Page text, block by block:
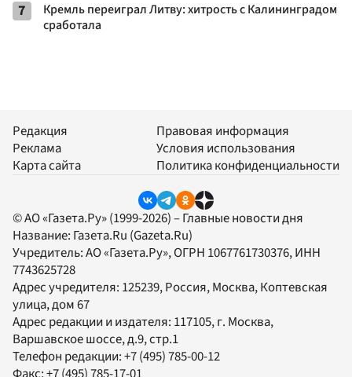
7
Кремль переиграл Литву: хитрость с Калининградом
сработала
Редакция
Реклама
Карта сайта
Правовая информация
Условия использования
Политика конфиденциальности
© АО «Газета.Ру» (1999-2026) – Главные новости дня
Название: Газета.Ru (Gazeta.Ru)
Учредитель:АО «Газета.Ру», ОГРН 1067761730376, ИНН
7743625728
Адрес учредителя: 125239, Россия, Москва, Коптевская
улица, дом 67
Адрес редакции и издателя: 117105, г. Москва,
Варшавское шоссе, д.9, стр.1
Телефон редакции:+7 (495) 785-00-12